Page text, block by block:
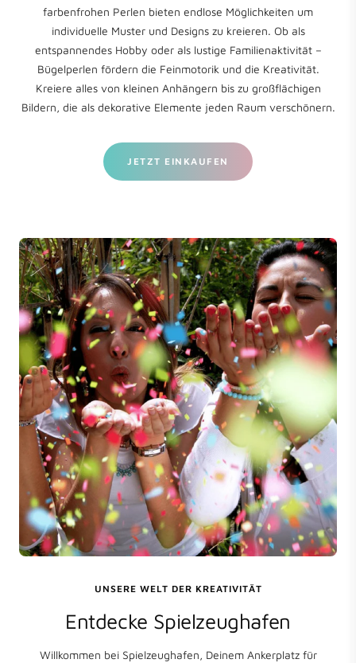
farbenfrohen Perlen bieten endlose Möglichkeiten um
individuelle Muster und Designs zu kreieren. Ob als
entspannendes Hobby oder als lustige Familienaktivität –
Bügelperlen fördern die Feinmotorik und die Kreativität.
Kreiere alles von kleinen Anhängern bis zu großflächigen
Bildern, die als dekorative Elemente jeden Raum verschönern.
JETZT EINKAUFEN
UNSERE WELT DER KREATIVITÄT
Entdecke Spielzeughafen
Willkommen bei Spielzeughafen, Deinem Ankerplatz für